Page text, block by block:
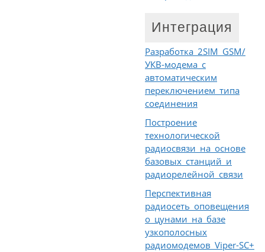
Интеграция
Разработка 2SIM GSM/
УКВ-модема с
автоматическим
переключением типа
соединения
Построение
технологической
радиосвязи на основе
базовых станций и
радиорелейной связи
Перспективная
радиосеть оповещения
о цунами на базе
узкополосных
радиомодемов Viper-SC+